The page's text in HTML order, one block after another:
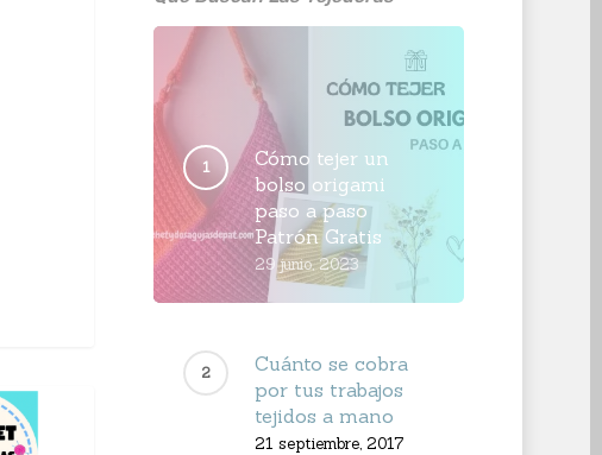
Cómo tejer un
bolso origami
paso a paso
Patrón Gratis
29 junio, 2023
Cuánto se cobra
por tus trabajos
tejidos a mano
21 septiembre, 2017